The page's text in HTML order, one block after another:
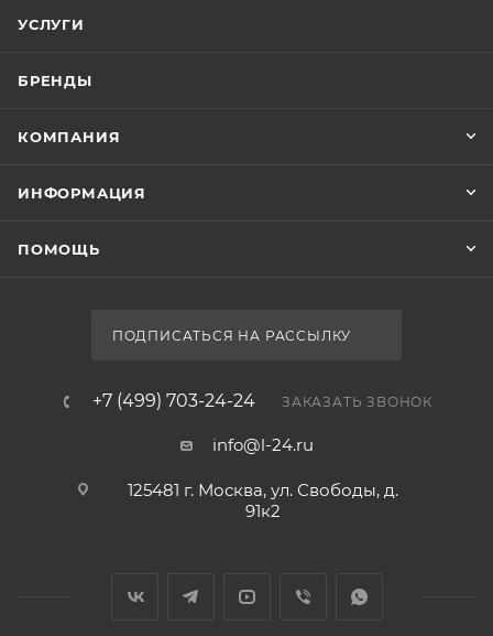
УСЛУГИ
БРЕНДЫ
КОМПАНИЯ
ИНФОРМАЦИЯ
ПОМОЩЬ
ПОДПИСАТЬСЯ НА РАССЫЛКУ
+7 (499) 703-24-24 ЗАКАЗАТЬ ЗВОНОК
info@l-24.ru
125481 г. Москва, ул. Свободы, д.
91к2